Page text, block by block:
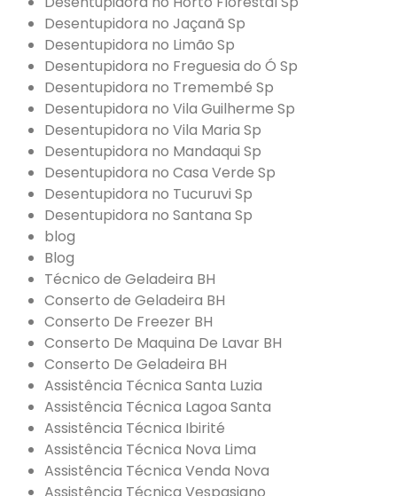
Desentupidora no Jaçanã Sp
Desentupidora no Limão Sp
Desentupidora no Freguesia do Ó Sp
Desentupidora no Tremembé Sp
Desentupidora no Vila Guilherme Sp
Desentupidora no Vila Maria Sp
Desentupidora no Mandaqui Sp
Desentupidora no Casa Verde Sp
Desentupidora no Tucuruvi Sp
Desentupidora no Santana Sp
blog
Blog
Técnico de Geladeira BH
Conserto de Geladeira BH
Conserto De Freezer BH
Conserto De Maquina De Lavar BH
Conserto De Geladeira BH
Assistência Técnica Santa Luzia
Assistência Técnica Lagoa Santa
Assistência Técnica Ibirité
Assistência Técnica Nova Lima
Assistência Técnica Venda Nova
Assistência Técnica Vespasiano